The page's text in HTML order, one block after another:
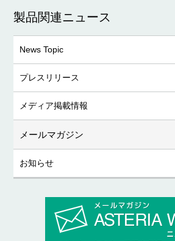
製品関連ニュース
News Topic
プレスリリース
メディア掲載情報
メールマガジン
お知らせ